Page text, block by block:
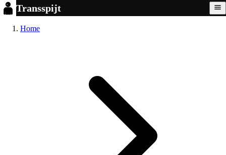
Transspijt
Home